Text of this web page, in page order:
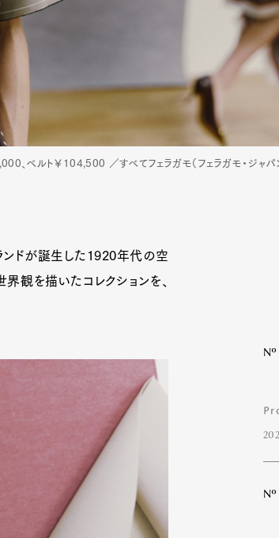
ベルト￥104,500 ／すべてフェラガモ（フェラガモ・ジャパ
ランドが誕生した1920年代の空
観を描いたコレクションを、
Nº
Nº